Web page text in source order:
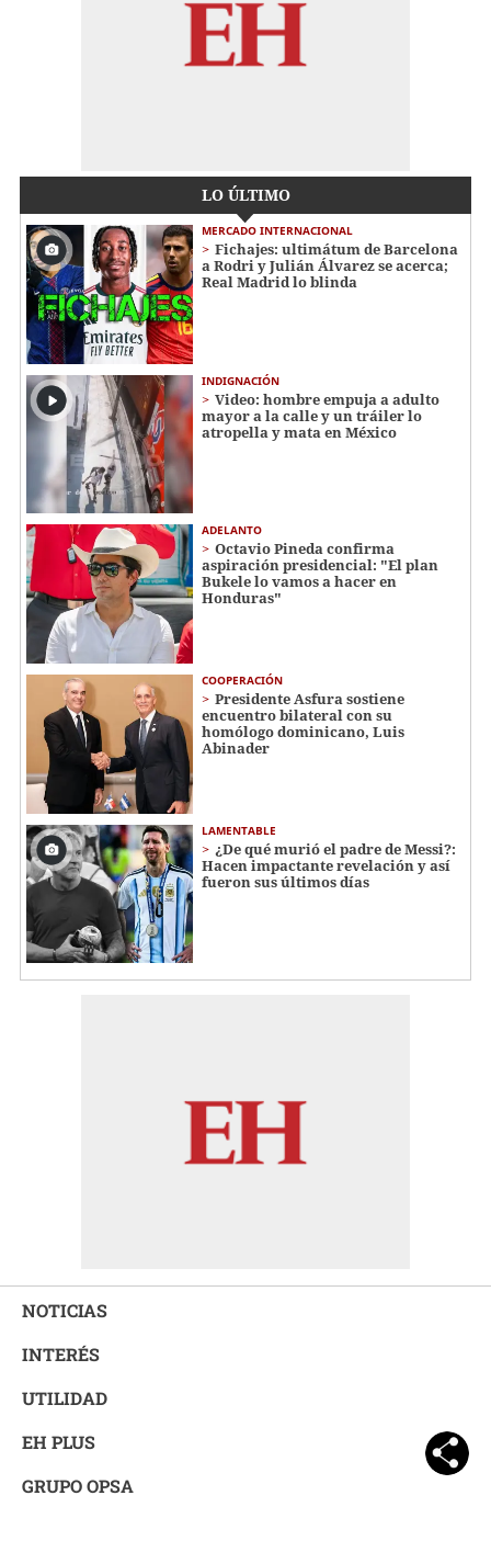
LO ÚLTIMO
MERCADO INTERNACIONAL
Fichajes: ultimátum de Barcelona
a Rodri y Julián Álvarez se acerca;
Real Madrid lo blinda
INDIGNACIÓN
Video: hombre empuja a adulto
mayor a la calle y un tráiler lo
atropella y mata en México
ADELANTO
Octavio Pineda confirma
aspiración presidencial: "El plan
Bukele lo vamos a hacer en
Honduras"
COOPERACIÓN
Presidente Asfura sostiene
encuentro bilateral con su
homólogo dominicano, Luis
Abinader
LAMENTABLE
¿De qué murió el padre de Messi?:
Hacen impactante revelación y así
fueron sus últimos días
NOTICIAS
INTERÉS
UTILIDAD
EH PLUS
GRUPO OPSA